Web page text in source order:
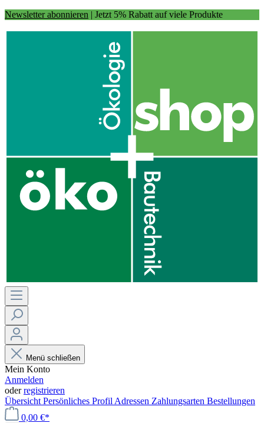
Newsletter abonnieren | Jetzt 5% Rabatt auf viele Produkte
Menü schließen
Mein Konto
Anmelden
oderregistrieren
Übersicht Persönliches Profil Adressen Zahlungsarten Bestellungen
0,00 €*